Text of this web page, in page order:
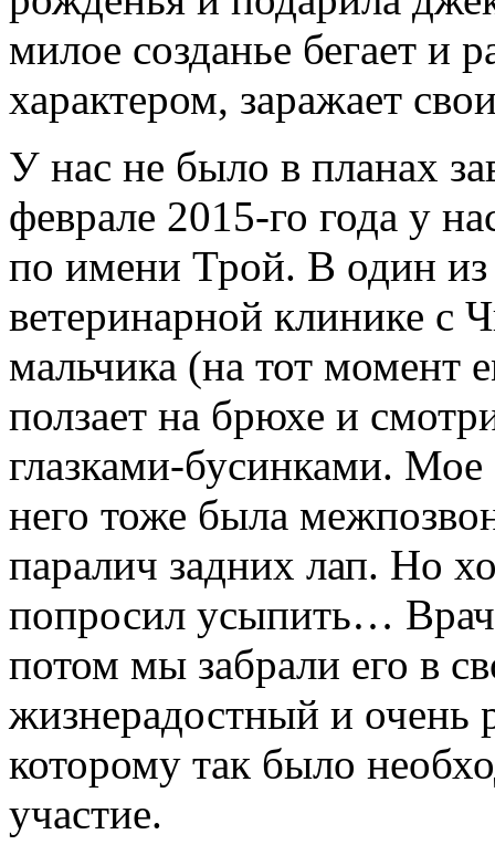
милое созданье бегает и
характером, заражает
У нас не было в планах
феврале 2015-го года у
по имени Трой. В один из
ветеринарной клинике с
мальчика (на тот момент
ползает на брюхе и
глазками-бусинками. Мое
него тоже была
паралич задних лап. Но
попросил усыпить…
потом мы забрали его в
жизнерадостный и очень
которому так было
участие.